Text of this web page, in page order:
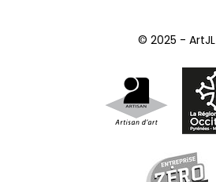
© 2025 - ArtJL